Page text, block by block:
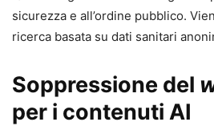
sicurezza e all’ordine pubblico.
ricerca basata su dati sanitari
Soppressione del
per i contenuti AI